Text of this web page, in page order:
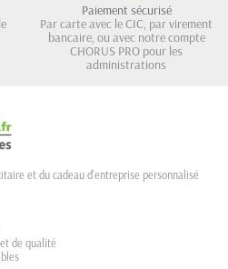
Paiement sécurisé
Par carte avec le CIC, par virement
bancaire, ou avec notre compte
CHORUS PRO pour les
administrations
et du cadeau d'entreprise personnalisé
de qualité